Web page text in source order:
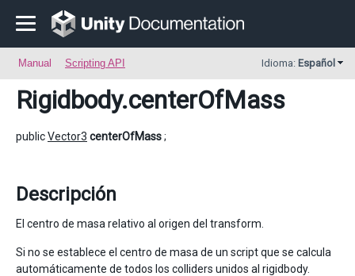
Manual Scripting API Idioma: Español
Rigidbody.centerOfMass
publicVector3 centerOfMass;
Descripción
El centro de masa relativo al origen del transform.
Si no se establece el centro de masa de un script que se calcula
automáticamente de todos los colliders unidos al rigidbody.